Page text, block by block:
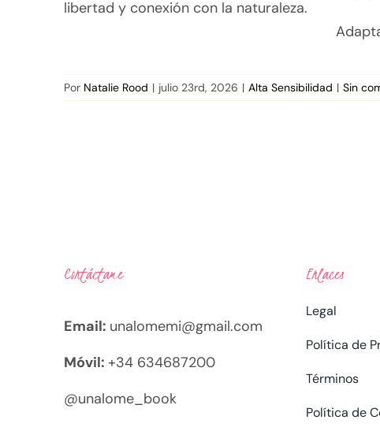
Por Natalie Rood | julio 23rd, 2026 | Alta Sensibilidad | Sin
Contáctame
Email: unalomemi@gmail.com
Móvil:+34 634687200
@unalome_book
Enlaces
Legal
Política de
Términos
Política de